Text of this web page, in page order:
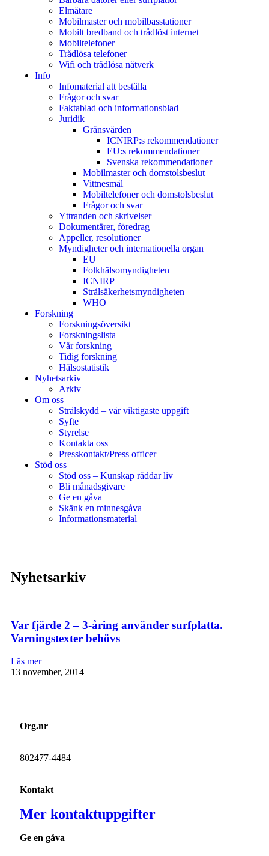
Elmätare
Mobilmaster och mobilbasstationer
Mobilt bredband och trådlöst internet
Mobiltelefoner
Trådlösa telefoner
Wifi och trådlösa nätverk
Info
Infomaterial att beställa
Frågor och svar
Faktablad och informationsblad
Juridik
Gränsvärden
ICNIRP:s rekommendationer
EU:s rekommendationer
Svenska rekommendationer
Mobilmaster och domstolsbeslut
Vittnesmål
Mobiltelefoner och domstolsbeslut
Frågor och svar
Yttranden och skrivelser
Dokumentärer, föredrag
Appeller, resolutioner
Myndigheter och internationella organ
EU
Folkhälsomyndigheten
ICNIRP
Strålsäkerhetsmyndigheten
WHO
Forskning
Forskningsöversikt
Forskningslista
Vår forskning
Tidig forskning
Hälsostatistik
Nyhetsarkiv
Arkiv
Om oss
Strålskydd – vår viktigaste uppgift
Syfte
Styrelse
Kontakta oss
Presskontakt/Press officer
Stöd oss
Stöd oss – Kunskap räddar liv
Bli månadsgivare
Ge en gåva
Skänk en minnesgåva
Informationsmaterial
Nyhetsarkiv
Var fjärde 2 – 3-åring använder surfplatta.
Varningstexter behövs
Läs mer
13 november, 2014
Org.nr
802477-4484
Kontakt
Mer kontaktuppgifter
Ge en gåva